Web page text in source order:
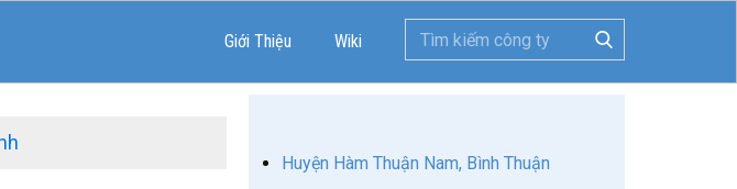
Giới Thiệu Wiki
Huyện Hàm Thuận Nam, Bình Thuận